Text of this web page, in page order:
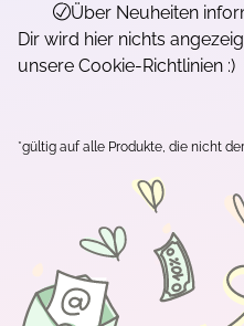
Über Neuheiten
Dir wird hier nichts
unsere Cookie-Richtlinien :)
*gültig auf alle Produkte, die nicht